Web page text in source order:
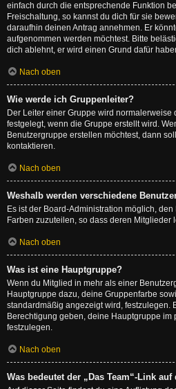
einfach durch die entsprechende Funktion
Freischaltung, so kannst du dich für sie
daraufhin deinen Antrag annehmen. Er
aufgenommen werden möchtest. Bitte
dich ablehnt, er wird einen Grund dafür
Nach oben
Wie werde ich Gruppenleiter?
Der Leiter einer Gruppe wird normalerweise
festgelegt, wenn die Gruppe erstellt wird.
Benutzergruppe erstellen möchtest, dann
kontaktieren.
Nach oben
Weshalb werden verschiedene
Es ist der Board-Administration möglich,
Farben zuzuteilen, so dass deren Mitglieder
Nach oben
Was ist eine Hauptgruppe?
Wenn du Mitglied in mehr als einer
Hauptgruppe dazu, deine Gruppenfarbe
standardmäßig angezeigt wird, festzulegen.
Berechtigung geben, deine Hauptgruppe
festzulegen.
Nach oben
Was bedeutet der „Das Team“-Link